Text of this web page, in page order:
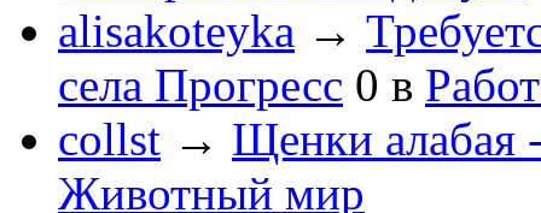
alisakoteyka →
села Прогресс 0 в
collst → Щенки алабая
Животный мир